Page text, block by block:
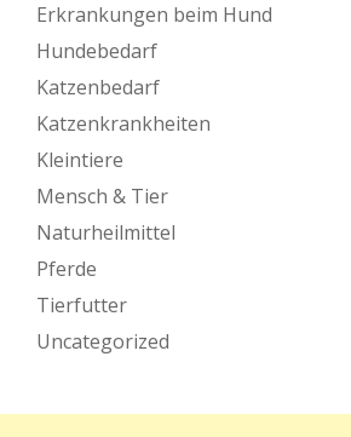
Erkrankungen beim Hund
Hundebedarf
Katzenbedarf
Katzenkrankheiten
Kleintiere
Mensch & Tier
Naturheilmittel
Pferde
Tierfutter
Uncategorized